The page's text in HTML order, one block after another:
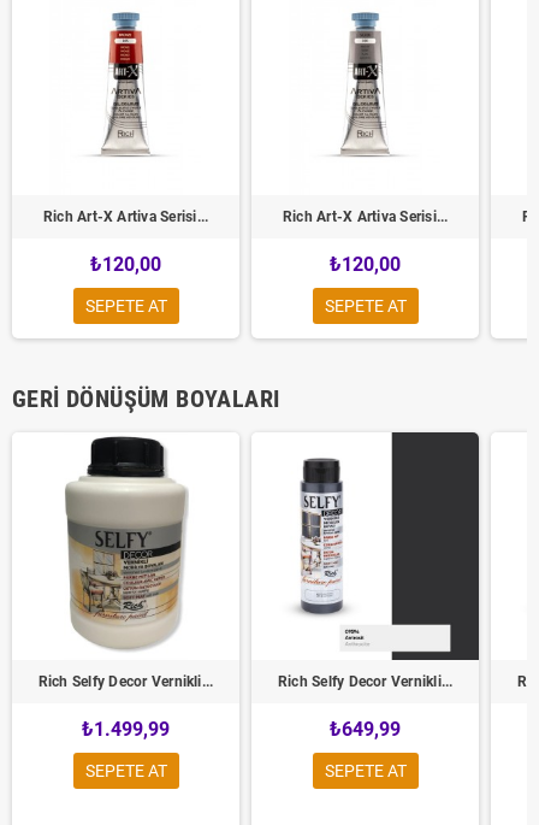
Rich Art-X Artiva Serisi...
₺120,00
SEPETE AT
Rich Art-X Artiva Serisi...
₺120,00
SEPETE AT
GERI DÖNÜŞÜM BOYALARI
Rich Selfy Decor Vernikli...
₺1.499,99
SEPETE AT
Rich Selfy Decor Vernikli...
₺649,99
SEPETE AT